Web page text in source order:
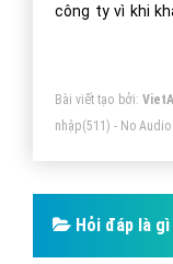
công ty vì khi
tuyến.
Bài viết tạo bởi:
nhập(511) - No Audio
Hỏi đáp là gì